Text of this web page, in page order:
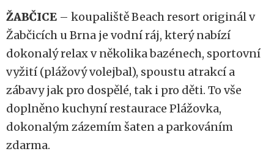
ŽABČICE – koupaliště Beach resort originál v
Žabčicích u Brna je vodní ráj, který nabízí
dokonalý relax v několika bazénech, sportovní
vyžití (plážový volejbal), spoustu atrakcí a
zábavy jak pro dospělé, tak i pro děti. To vše
doplněno kuchyní restaurace Plážovka,
dokonalým zázemím šaten a parkováním
zdarma.